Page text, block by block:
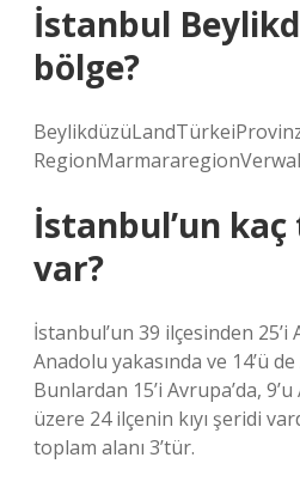
İstanbul
bölge?
İstanbul’un
var?
İstanbul’un 39 ilçesinden 25’i
Anadolu yakasında ve 14’ü
Bunlardan 15’i Avrupa’da,
üzere 24 ilçenin kıyı şeridi
toplam alanı 3’tür.